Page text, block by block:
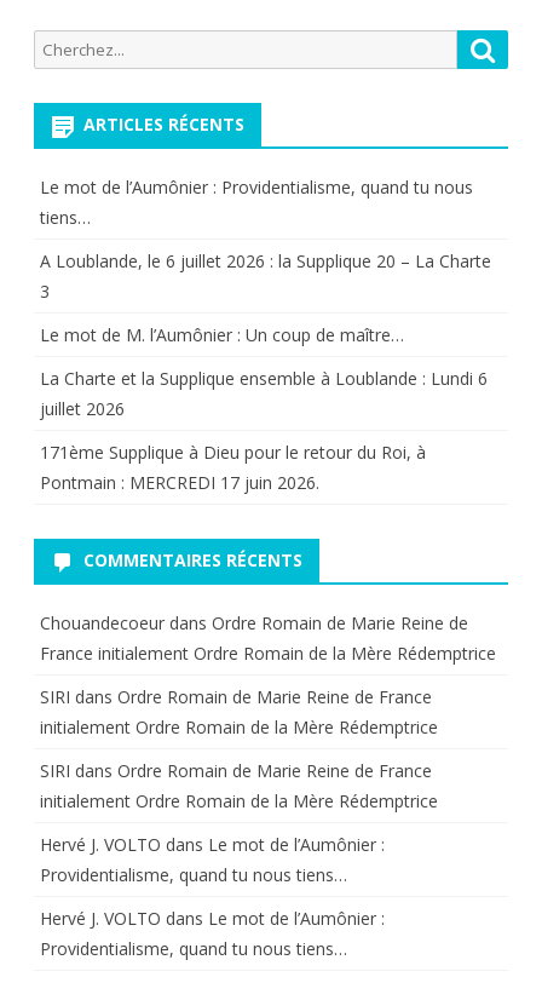
roi.
l’attaque
Bataclan.
publications
Recherche
pour:
ARTICLES RÉCENTS
Le mot de l’Aumônier : Providentialisme, quand tu nous
tiens…
A Loublande, le 6 juillet 2026 : la Supplique 20 – La Charte
3
Le mot de M. l’Aumônier : Un coup de maître…
La Charte et la Supplique ensemble à Loublande : Lundi 6
juillet 2026
171ème Supplique à Dieu pour le retour du Roi, à
Pontmain : MERCREDI 17 juin 2026.
COMMENTAIRES RÉCENTS
Chouandecoeur dans Ordre Romain de Marie Reine de
France initialement Ordre Romain de la Mère Rédemptrice
SIRI dans Ordre Romain de Marie Reine de France
initialement Ordre Romain de la Mère Rédemptrice
SIRI dans Ordre Romain de Marie Reine de France
initialement Ordre Romain de la Mère Rédemptrice
Hervé J. VOLTO dans Le mot de l’Aumônier :
Providentialisme, quand tu nous tiens…
Hervé J. VOLTO dans Le mot de l’Aumônier :
Providentialisme, quand tu nous tiens…